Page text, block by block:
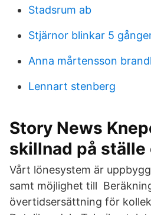
Stadsrum ab
Stjärnor blinkar 5
Anna mårtensson
Lennart stenberg
Story News
skillnad på ställe
Vårt lönesystem är
samt möjlighet till
övertidsersättning för